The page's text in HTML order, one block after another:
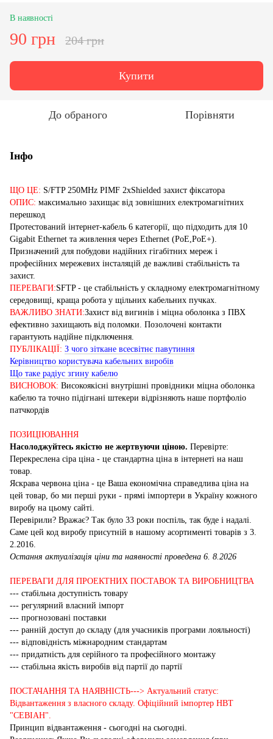
В наявності
90 грн 204 грн
Купити
До обраного Порівняти
Інфо
ЩО ЦЕ: S/FTP 250MHz PIMF 2xShielded захист фіксатора
ОПИС: максимально захищає від зовнішних електромагнітних
перешкод
Протестований інтернет-кабель 6 категорії, що підходить для 10
Gigabit Ethernet та живлення через Ethernet (PoE,PoE+).
Призначений для побудови надійних гігабітних мереж і
професійних мережевих інсталяцій де важливі стабільність та
захист.
ПЕРЕВАГИ:SFTP - це стабільність у складному електромагнітному
середовищі, краща робота у щільних кабельних пучках.
ВАЖЛИВО ЗНАТИ:Захист від вигинів і міцна оболонка з ПВХ
ефективно захищають від поломки. Позолочені контакти
гарантують надійне підключення.
ПУБЛІКАЦІЇ: З чого зіткане всесвітнє павутиння
Керівництво користувача кабельних виробів
Що таке радіус згину кабелю
ВИСНОВОК: Високоякісні внутрішні провідники міцна оболонка
кабелю та точно підігнані штекери відрізняють наше портфоліо
патчкордів
ПОЗИЦІЮВАННЯ
Насолоджуйтесь якістю не жертвуючи ціною. Перевірте:
Перекреслена сіра ціна - це стандартна ціна в інтернеті на наш
товар.
Яскрава червона ціна - це Ваша економічна справедлива ціна на
цей товар, бо ми перші руки - прямі імпортери в Україну кожного
виробу на цьому сайті.
Перевірили? Вражає? Так було 33 роки поспіль, так буде і надалі.
Саме цей код виробу присутній в нашому асортименті товарів з 3.
2.2016.
Остання актуалізація ціни та наявності проведена 6. 8.2026
ПЕРЕВАГИ ДЛЯ ПРОЕКТНИХ ПОСТАВОК ТА ВИРОБНИЦТВА
--- стабільна доступність товару
--- регулярний власний імпорт
--- прогнозовані поставки
--- ранній доступ до складу (для учасників програми лояльності)
--- відповідність міжнародним стандартам
--- придатність для серійного та професійного монтажу
--- стабільна якість виробів від партії до партії
ПОСТАЧАННЯ ТА НАЯВНІСТЬ---> Актуальний статус:
Відвантаження з власного складу. Офіційний імпортер НВТ
"СЕВІАН".
Принцип відвантаження - сьогодні на сьогодні.